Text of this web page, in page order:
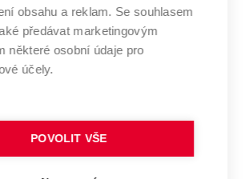
fondů
údajů
Brně
V BRNĚ
www.vut.cz
vut@vutbr.cz
obsahu a reklam. Se souhlasem
předávat marketingovým
některé osobní údaje pro
účely.
POVOLIT VŠE